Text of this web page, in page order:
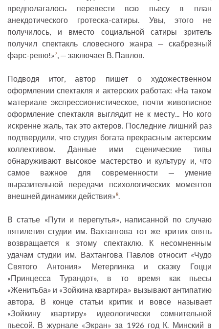
предполагалось перевести всю пьесу в план
анекдотического гротеска-сатиры. Увы, этого не
получилось, и вместо социальной сатиры зритель
получил спектакль словесного жанра — скабрезный
фарс-ревю!»7, — заключает В. Павлов.
Подводя итог, автор пишет о художественном
оформлении спектакля и актерских работах: «На таком
материале экспрессионистическое, почти живописное
оформление спектакля выглядит не к месту... Но кого
искренне жаль, так это актеров. Последние лишний раз
подтвердили, что студия богата прекрасным актерским
коллективом. Данные ими сценические типы
обнаруживают высокое мастерство и культуру и, что
самое важное для современности — умение
выразительной передачи психологических моментов
внешней динамики действия»8.
В статье «Пути и перепутья», написанной по случаю
пятилетия студии им. Вахтангова тот же критик опять
возвращается к этому спектаклю. К несомненным
удачам студии им. Вахтангова Павлов относит «Чудо
Святого Антония» Метерлинка и сказку Гоцци
«Принцесса Турандот», в то время как пьесы
«Женитьба» и «Зойкина квартира» вызывают антипатию
автора. В конце статьи критик и вовсе называет
«Зойкину квартиру» идеологически сомнительной
пьесой. В журнале «Экран» за 1926 год К. Минский в